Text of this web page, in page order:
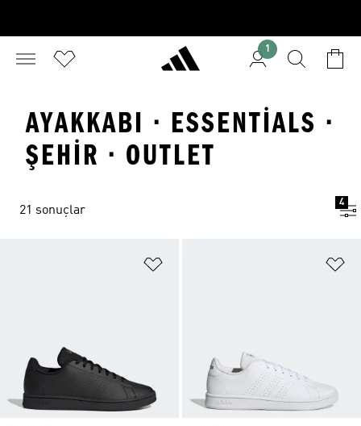
1
AYAKKABI · ESSENTIALS ·
ŞEHIR · OUTLET
21 sonuçlar
4